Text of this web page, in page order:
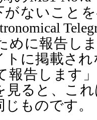
がないこと
めに報告し
トに掲載さ
報告します
見ると、こ
ものです。